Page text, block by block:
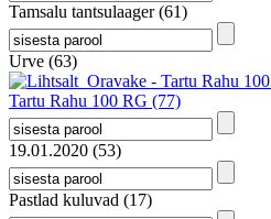
Tamsalu tantsulaager(61)
Urve (63)
Tartu Rahu 100 RG (77)
19.01.2020 (53)
Pastlad kuluvad (17)